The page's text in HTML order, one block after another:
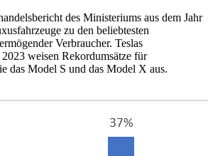
des Ministeriums aus dem Jahr
zu den beliebtesten
Verbraucher. Teslas
weisen Rekordumsätze für
das Model S und das Model X aus.